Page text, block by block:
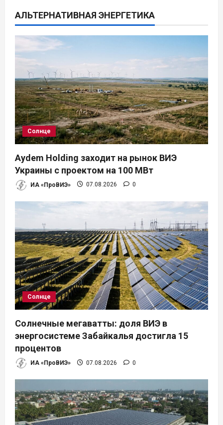
и
я
о
з
а
п
и
с
я
м
АЛЬТЕРНАТИВНАЯ ЭНЕРГЕТИКА
Солнце
Aydem Holding заходит на рынок ВИЭ
Украины с проектом на 100 МВт
ИА «ПроВИЭ» 07.08.2026 0
Солнце
Солнечные мегаватты: доля ВИЭ в
энергосистеме Забайкалья достигла 15
процентов
ИА «ПроВИЭ» 07.08.2026 0